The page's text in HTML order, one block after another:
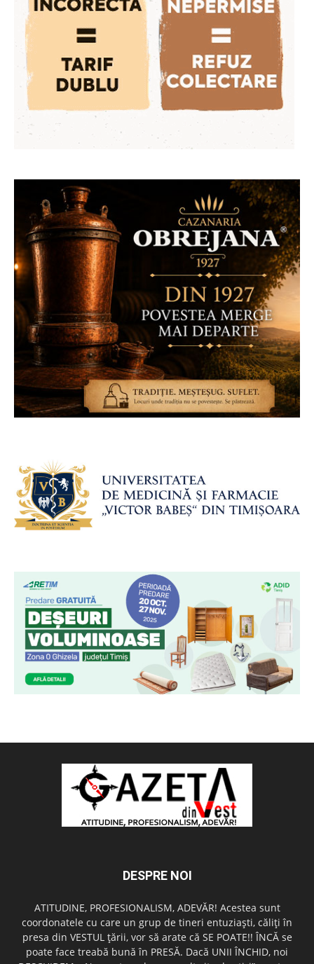
DESPRE NOI
ATITUDINE, PROFESIONALISM, ADEVĂR! Acestea sunt
coordonatele cu care un grup de tineri entuziaşti, căliţi în
presa din VESTUL ţării, vor să arate că SE POATE!! ÎNCĂ se
poate face treabă bună în PRESĂ. Dacă UNII ÎNCHID, noi